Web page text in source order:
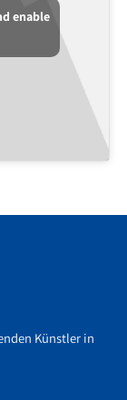
enable
Künstler in